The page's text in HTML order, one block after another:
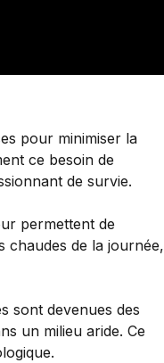
pour minimiser la
ce besoin de
de survie.
permettent de
chaudes de la journée,
sont devenues des
un milieu aride. Ce